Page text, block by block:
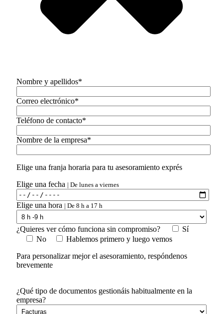
Nombre y apellidos*
Correo electrónico*
Teléfono de contacto*
Nombre de la empresa*
Elige una franja horaria para tu asesoramiento exprés
Elige una fecha | De lunes a viernes
Elige una hora | De 8 h a 17 h
¿Quieres ver cómo funciona sin compromiso?
Sí
No
Hablemos primero y luego vemos
Para personalizar mejor el asesoramiento, respóndenos
brevemente
¿Qué tipo de documentos gestionáis habitualmente en la
empresa?